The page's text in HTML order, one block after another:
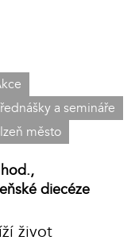
a semináře
město
diecéze
život